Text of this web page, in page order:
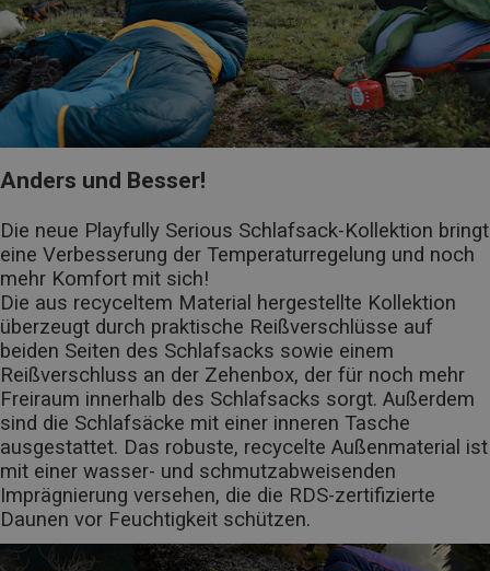
Anders und Besser!
Die neue Playfully Serious Schlafsack-Kollektion bringt
eine Verbesserung der Temperaturregelung und noch
mehr Komfort mit sich!
Die aus recyceltem Material hergestellte Kollektion
überzeugt durch praktische Reißverschlüsse auf
beiden Seiten des Schlafsacks sowie einem
Reißverschluss an der Zehenbox, der für noch mehr
Freiraum innerhalb des Schlafsacks sorgt. Außerdem
sind die Schlafsäcke mit einer inneren Tasche
ausgestattet. Das robuste, recycelte Außenmaterial ist
mit einer wasser- und schmutzabweisenden
Imprägnierung versehen, die die RDS-zertifizierte
Daunen vor Feuchtigkeit schützen.